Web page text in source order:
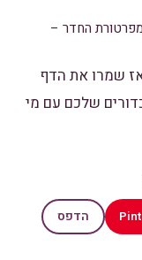
בטמפרטורת החדר –
שמרו את הדף
שלכם עם מי
הדפס